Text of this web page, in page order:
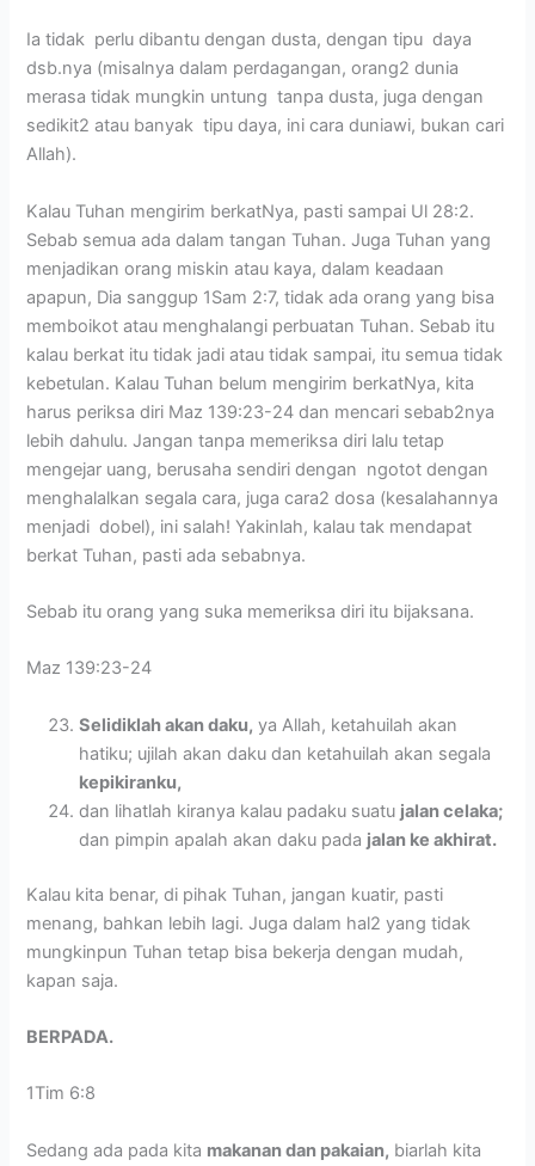
Ia tidak perlu dibantu dengan dusta, dengan tipu daya
dsb.nya (misalnya dalam perdagangan, orang2 dunia
merasa tidak mungkin untung tanpa dusta, juga dengan
sedikit2 atau banyak tipu daya, ini cara duniawi, bukan cari
Allah).
Kalau Tuhan mengirim berkatNya, pasti sampai Ul 28:2.
Sebab semua ada dalam tangan Tuhan. Juga Tuhan yang
menjadikan orang miskin atau kaya, dalam keadaan
apapun, Dia sanggup 1Sam 2:7, tidak ada orang yang bisa
memboikot atau menghalangi perbuatan Tuhan. Sebab itu
kalau berkat itu tidak jadi atau tidak sampai, itu semua tidak
kebetulan. Kalau Tuhan belum mengirim berkatNya, kita
harus periksa diri Maz 139:23-24 dan mencari sebab2nya
lebih dahulu. Jangan tanpa memeriksa diri lalu tetap
mengejar uang, berusaha sendiri dengan ngotot dengan
menghalalkan segala cara, juga cara2 dosa (kesalahannya
menjadi dobel), ini salah! Yakinlah, kalau tak mendapat
berkat Tuhan, pasti ada sebabnya.
Sebab itu orang yang suka memeriksa diri itu bijaksana.
Maz 139:23-24
Selidiklah akan daku, ya Allah, ketahuilah akan
hatiku; ujilah akan daku dan ketahuilah akan segala
kepikiranku,
dan lihatlah kiranya kalau padaku suatu jalan celaka;
dan pimpin apalah akan daku pada jalan ke akhirat.
Kalau kita benar, di pihak Tuhan, jangan kuatir, pasti
menang, bahkan lebih lagi. Juga dalam hal2 yang tidak
mungkinpun Tuhan tetap bisa bekerja dengan mudah,
kapan saja.
BERPADA.
1Tim 6:8
Sedang ada pada kita makanan dan pakaian, biarlah kita